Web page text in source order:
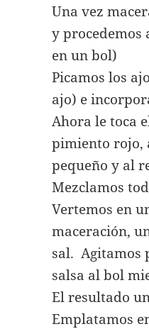
Una vez
y procedemos
en un bol)
Picamos los
ajo) e
Ahora le toca
pimiento rojo,
pequeño y al
Mezclamos
Vertemos en
maceración,
sal. Agitamos
salsa al bol
El resultado
Emplatamos